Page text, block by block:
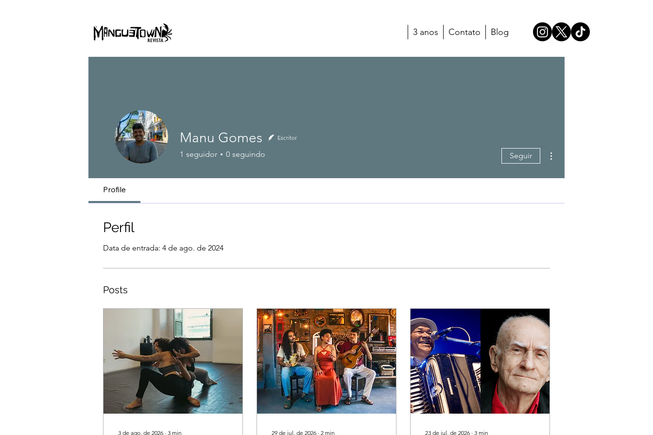
3 anos Contato Blog
Manu Gomes Escritor
1 seguidor 0 seguindo Seguir
Profile
Perfil
Data de entrada: 4 de ago. de 2024
Posts
3 de ago. de 2026 ∙ 3 min 29 de jul. de 2026 ∙ 2 min 23 de jul. de 2026 ∙ 3 min